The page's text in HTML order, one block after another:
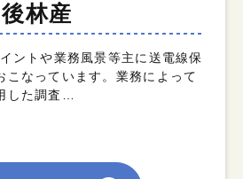
林産
ントや業務風景等主に送電線保
こなっています。業務によって
した調査…